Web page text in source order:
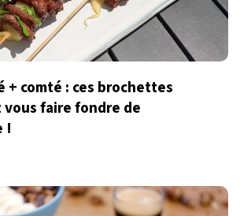
+ comté : ces brochettes
faire fondre de
!